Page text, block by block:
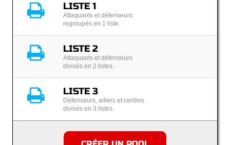
LISTE 1
Attaquants et défenseurs
regroupés en 1 liste.
LISTE 2
Attaquants et défenseurs
divisés en 2 listes.
LISTE 3
Défenseurs, ailiers et centres
divisés en 3 listes.